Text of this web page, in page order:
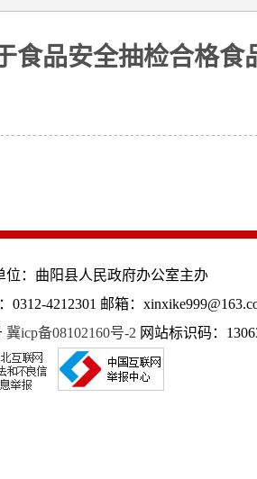
食品安全抽检合格食
位：曲阳县人民政府办公室主办
4212301 邮箱：
冀icp备08102160号-2 网站标识码：